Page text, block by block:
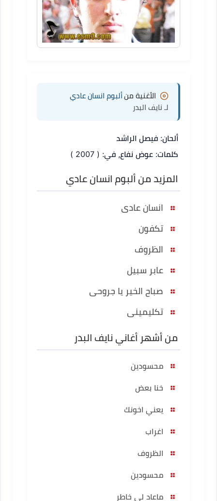
الأغنية منألبوم انسان عادي
لـ نايف البدر
ألحان: فيصل الراشد
كلمات: عوض نفاع, في: ( 2007 )
المزيد من ألبوم انسان عادي
انسان عادى
تكفون
الظروف
عابر سبيل
صباح الخير يا جروحى
تكليمينى
من أشهر أغاني نايف البدر
محسودين
خنا بعض
يعني اخونك
اغراب
الظروف
محسودين
ماعاد لي خاطر